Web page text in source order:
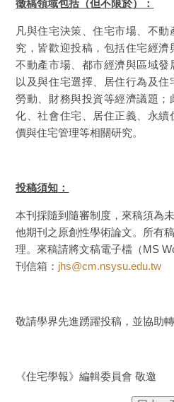
徵稿領域包括（但不限於）：
凡與住宅決策、住宅市場、不
究，皆歡迎投稿，包括住宅經
不動產市場、都市經濟與區域發
以及與住宅選擇、居住行為及住
勞動、財務與投資等經濟議題
化、社會住宅、居住正義、永
價與住宅管理等相關研究。
投稿須知 ：
本刊採隨到隨審制度，來稿須為
他期刊之原創性學術論文。所有
理。來稿請將文稿電子檔（MS
刊信箱： jhs@cm.nsysu.edu.tw
敬請學界先進踴躍投稿，並協助
《住宅學報》編輯委員會 敬邀